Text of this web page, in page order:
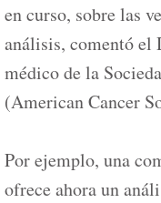
en curso, sobre las
análisis, comentó
médico de la
(American Cancer
Por ejemplo, una
ofrece ahora un